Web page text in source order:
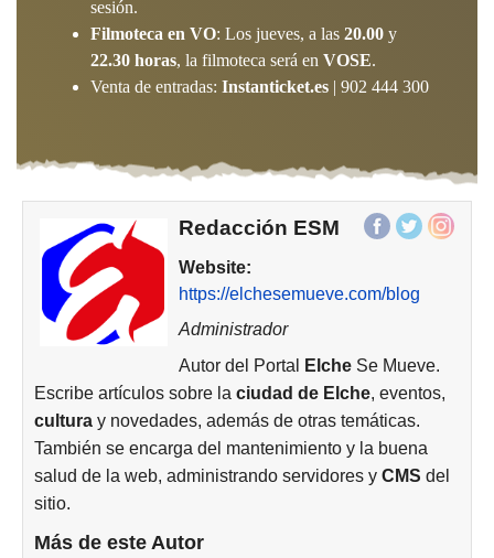
sesión.
Filmoteca en VO: Los jueves, a las 20.00 y
22.30 horas, la filmoteca será en VOSE.
Venta de entradas: Instanticket.es | 902 444 300
Redacción ESM
Website:
https://elchesemueve.com/blog
Administrador
Autor del Portal
ElcheSe Mueve.
Escribe artículos sobre la ciudad de Elche, eventos,
cultura y novedades, además de otras temáticas.
También se encarga del mantenimiento y la buena
salud de la web, administrando servidores y CMS del
sitio.
Más de este Autor